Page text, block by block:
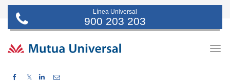
Línea Universal
900 203 203
𝕏